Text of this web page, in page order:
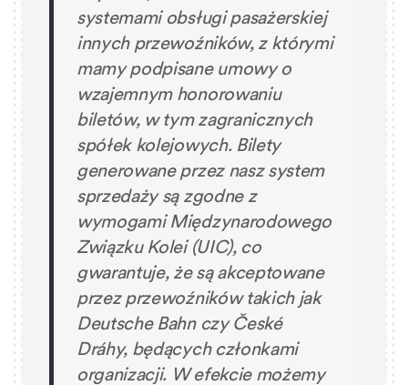
systemami obsługi pasażerskiej
innych przewoźników, z którymi
mamy podpisane umowy o
wzajemnym honorowaniu
biletów, w tym zagranicznych
spółek kolejowych. Bilety
generowane przez nasz system
sprzedaży są zgodne z
wymogami Międzynarodowego
Związku Kolei (UIC), co
gwarantuje, że są akceptowane
przez przewoźników takich jak
Deutsche Bahn czy České
Dráhy, będących członkami
organizacji. W efekcie możemy